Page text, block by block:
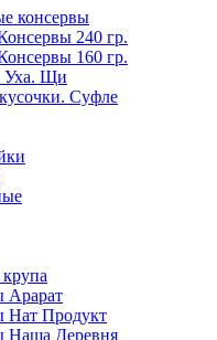
консервы
240 гр.
160 гр.
Уха. Щи
Суфле
Арарат
Нат Продукт
Наша Деревня